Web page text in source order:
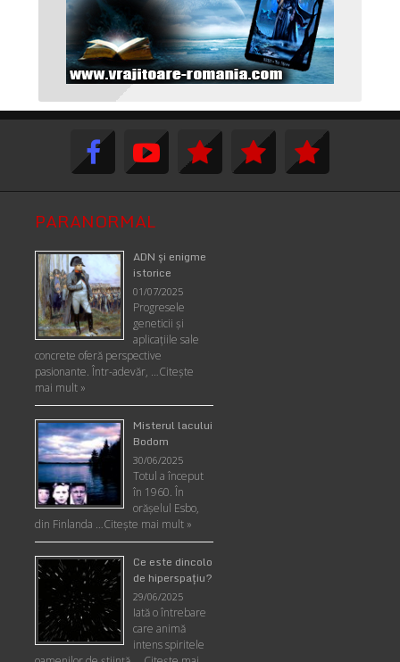
PARANORMAL
ADN şi enigme
istorice
01/07/2025
Progresele
geneticii şi
aplicaţiile sale
concrete oferă perspective
pasionante. Într-adevăr, …Citește
mai mult »
Misterul lacului
Bodom
30/06/2025
Totul a început
în 1960. În
orășelul Esbo,
din Finlanda …Citește mai mult »
Ce este dincolo
de hiperspaţiu?
29/06/2025
Iată o întrebare
care animă
intens spiritele